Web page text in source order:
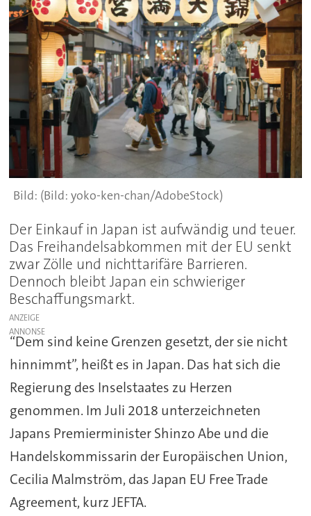
(Bild: yoko-ken-chan/AdobeStock)
Der Einkauf in Japan ist aufwändig und teuer.
Das Freihandelsabkommen mit der EU senkt
zwar Zölle und nichttarifäre Barrieren.
Dennoch bleibt Japan ein schwieriger
Beschaffungsmarkt.
ANZEIGE
“Dem sind keine Grenzen gesetzt, der sie nicht
hinnimmt”, heißt es in Japan. Das hat sich die
Regierung des Inselstaates zu Herzen
genommen. Im Juli 2018 unterzeichneten
Japans Premierminister Shinzo Abe und die
Handelskommissarin der Europäischen Union,
Cecilia Malmström, das Japan EU Free Trade
Agreement, kurz JEFTA.